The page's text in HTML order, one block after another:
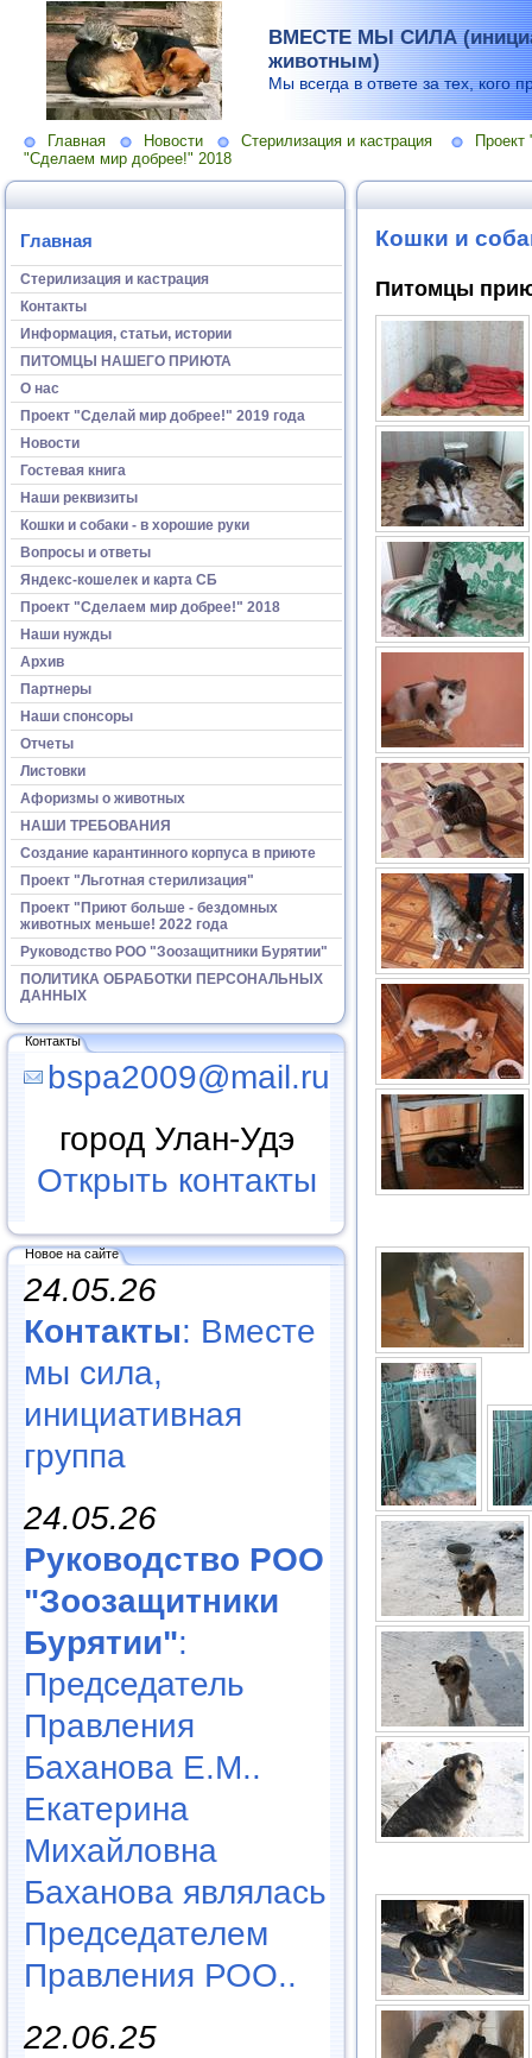
ВМЕСТЕ МЫ СИЛА
животным)
Мы всегда в ответе за тех, кого
Главная Новости Стерилизация и кастрация
"Сделаем мир добрее!" 2018
Главная
Стерилизация и кастрация
Контакты
Информация, статьи, истории
ПИТОМЦЫ НАШЕГО ПРИЮТА
О нас
Проект "Сделай мир добрее!" 2019 года
Новости
Гостевая книга
Наши реквизиты
Кошки и собаки - в хорошие руки
Вопросы и ответы
Яндекс-кошелек и карта СБ
Проект "Сделаем мир добрее!" 2018
Наши нужды
Архив
Партнеры
Наши спонсоры
Отчеты
Листовки
Афоризмы о животных
НАШИ ТРЕБОВАНИЯ
Создание карантинного корпуса в приюте
Проект "Льготная стерилизация"
Проект "Приют больше - бездомных
животных меньше! 2022 года
Руководство РОО "Зоозащитники Бурятии"
ПОЛИТИКА ОБРАБОТКИ ПЕРСОНАЛЬНЫХ
ДАННЫХ
Контакты
bspa2009@mail.ru
город Улан-Удэ
Открыть контакты
Новое на сайте
24.05.26
Контакты: Вместе
мы сила,
инициативная
группа
24.05.26
Руководство РОО
"Зоозащитники
Бурятии":
Председатель
Правления
Баханова Е.М..
Екатерина
Михайловна
Баханова являлась
Председателем
Правления РОО..
22.06.25
Кошки и
Питомцы